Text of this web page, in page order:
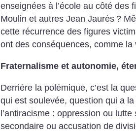
enseignées à l’école au côté des
Moulin et autres Jean Jaurès ?
cette récurrence des figures
ont des conséquences, comme
Fraternalisme et autonomie,
Derrière la polémique, c’est la
qui est soulevée, question qui a
l’antiracisme : oppression ou
secondaire ou accusation de